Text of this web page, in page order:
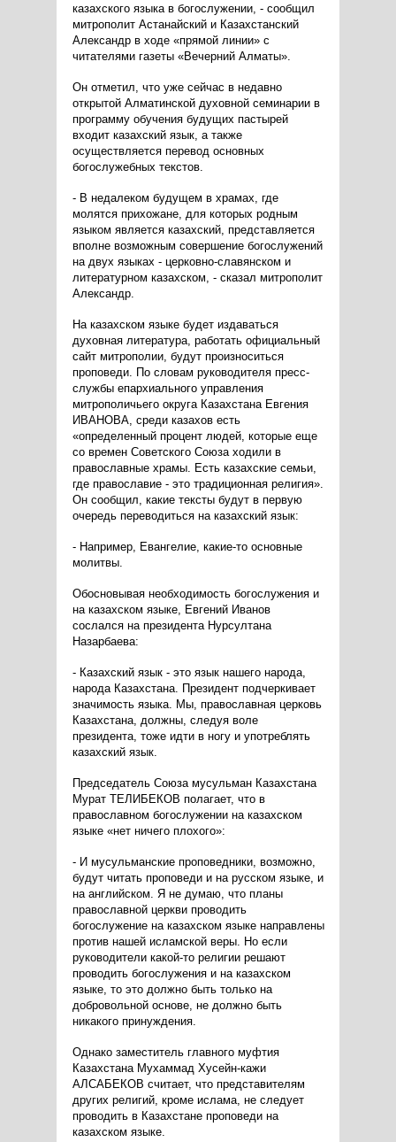
казахского языка в богослужении, - сообщил
митрополит Астанайский и Казахстанский
Александр в ходе «прямой линии» с
читателями газеты «Вечерний Алматы».
Он отметил, что уже сейчас в недавно
открытой Алматинской духовной семинарии в
программу обучения будущих пастырей
входит казахский язык, а также
осуществляется перевод основных
богослужебных текстов.
- В недалеком будущем в храмах, где
молятся прихожане, для которых родным
языком является казахский, представляется
вполне возможным совершение богослужений
на двух языках - церковно-славянском и
литературном казахском, - сказал митрополит
Александр.
На казахском языке будет издаваться
духовная литература, работать официальный
сайт митрополии, будут произноситься
проповеди. По словам руководителя пресс-
службы епархиального управления
митрополичьего округа Казахстана Евгения
ИВАНОВА, среди казахов есть
«определенный процент людей, которые еще
со времен Советского Союза ходили в
православные храмы. Есть казахские семьи,
где православие - это традиционная религия».
Он сообщил, какие тексты будут в первую
очередь переводиться на казахский язык:
- Например, Евангелие, какие-то основные
молитвы.
Обосновывая необходимость богослужения и
на казахском языке, Евгений Иванов
сослался на президента Нурсултана
Назарбаева:
- Казахский язык - это язык нашего народа,
народа Казахстана. Президент подчеркивает
значимость языка. Мы, православная церковь
Казахстана, должны, следуя воле
президента, тоже идти в ногу и употреблять
казахский язык.
Председатель Союза мусульман Казахстана
Мурат ТЕЛИБЕКОВ полагает, что в
православном богослужении на казахском
языке «нет ничего плохого»:
- И мусульманские проповедники, возможно,
будут читать проповеди и на русском языке, и
на английском. Я не думаю, что планы
православной церкви проводить
богослужение на казахском языке направлены
против нашей исламской веры. Но если
руководители какой-то религии решают
проводить богослужения и на казахском
языке, то это должно быть только на
добровольной основе, не должно быть
никакого принуждения.
Однако заместитель главного муфтия
Казахстана Мухаммад Хусейн-кажи
АЛСАБЕКОВ считает, что представителям
других религий, кроме ислама, не следует
проводить в Казахстане проповеди на
казахском языке.